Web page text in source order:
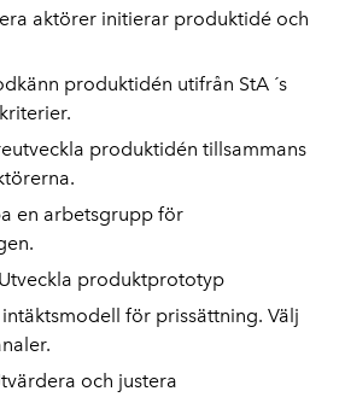
aktörer initierar produktidé och
produktidén utifrån StA ´s
produktidén tillsammans
en arbetsgrupp för
produktprototyp
för prissättning. Välj
och justera